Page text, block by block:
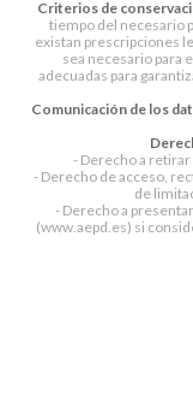
Criterios de
tiempo del necesario
existan prescripciones
sea necesario para
adecuadas para
Comunicación de los
- Derecho a
- Derecho de acceso,
de
- Derecho a
(www.aepd.es) si